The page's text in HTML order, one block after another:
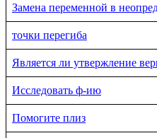
Замена переменной в
точки перегиба
Является ли утвержление
Исследовать ф-ию
Помогите плиз